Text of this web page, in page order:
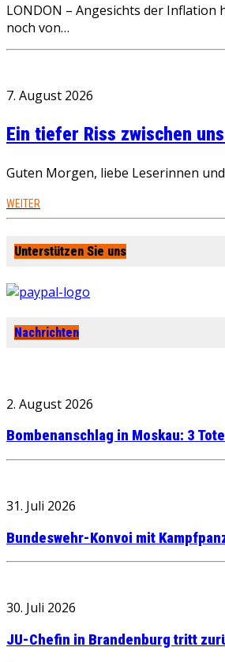
LONDON – Angesichts der
noch von…
7. August 2026
Ein tiefer Riss zwischen
Guten Morgen, liebe Leserinnen
WEITER
Unterstützen Sie uns
Nachrichten
2. August 2026
Bombenanschlag in Moskau: 3
31. Juli 2026
Bundeswehr-Konvoi mit
30. Juli 2026
JU-Chefin in Brandenburg tritt